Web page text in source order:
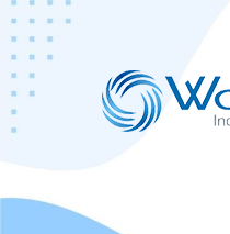
Pular
para
conteúdo